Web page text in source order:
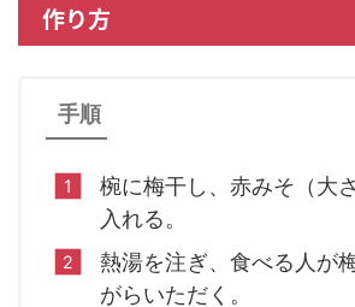
作り方
手順
椀に梅干し、赤みそ（大
入れる。
熱湯を注ぎ、食べる人が
がらいただく。